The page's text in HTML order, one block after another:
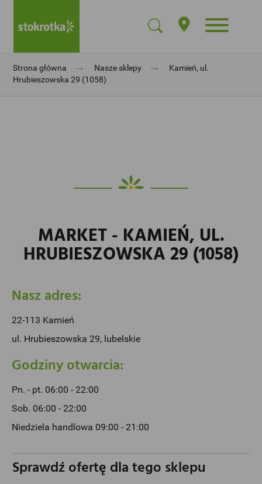
Strona główna → Nasze sklepy →
Kamień, ul.
Hrubieszowska 29 (1058)
MARKET - KAMIEŃ, UL.
HRUBIESZOWSKA 29 (1058)
Nasz adres:
22-113 Kamień
ul. Hrubieszowska 29, lubelskie
Godziny otwarcia:
Pn. - pt. 06:00 - 22:00
Sob. 06:00 - 22:00
Niedziela handlowa 09:00 - 21:00
Sprawdź ofertę dla tego sklepu